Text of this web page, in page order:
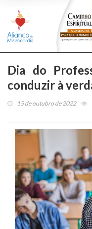
Dia do
conduzir à
15 de outubro de 2022